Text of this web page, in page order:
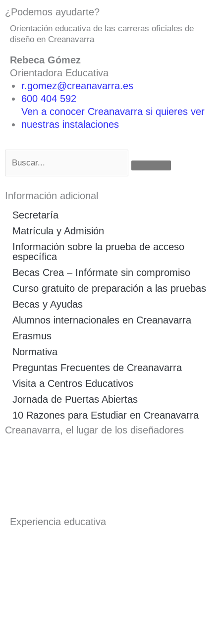
¿Podemos ayudarte?
Orientación educativa de las carreras oficiales de
diseño en Creanavarra
Rebeca Gómez
Orientadora Educativa
r.gomez@creanavarra.es
600 404 592
Ven a conocer Creanavarra si quieres ver
nuestras instalaciones
Información adicional
Secretaría
Matrícula y Admisión
Información sobre la prueba de acceso
específica
Becas Crea – Infórmate sin compromiso
Curso gratuito de preparación a las pruebas
Becas y Ayudas
Alumnos internacionales en Creanavarra
Erasmus
Normativa
Preguntas Frecuentes de Creanavarra
Visita a Centros Educativos
Jornada de Puertas Abiertas
10 Razones para Estudiar en Creanavarra
Creanavarra, el lugar de los diseñadores
Experiencia educativa